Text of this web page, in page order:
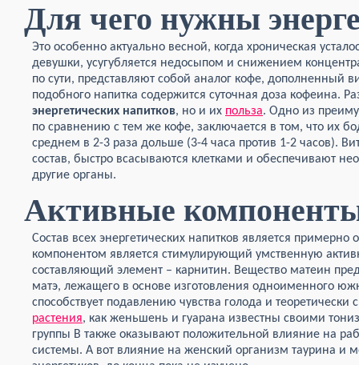
Для чего нужны
Это особенно актуально весной, когда хроническая
девушки, усугубляется недосыпом и снижением
по сути, представляют собой аналог кофе, дополненный
подобного напитка содержится суточная доза кофеина.
энергетических напитков, но и их польза. Одно из
по сравнению с тем же кофе, заключается в том, что их
среднем в 2-3 раза дольше (3-4 часа против 1-2 часов).
состав, быстро всасываются клетками и обеспечивают
другие органы.
Активные
Состав всех энергетических напитков является
компонентом является стимулирующий умственную
составляющий элемент – карнитин. Вещество матеин
матэ, лежащего в основе изготовления одноименного
способствует подавлению чувства голода и
растения, как женьшень и гуарана известны своими
группы В также оказывают положительной влияние на
системы. А вот влияние на женский организм таурина и